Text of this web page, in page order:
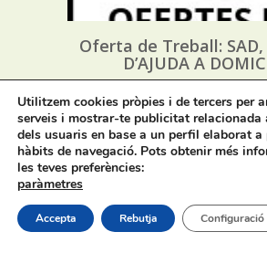
Oferta de Treball: SAD,
D’AJUDA A
31/07/2026
Utilitzem cookies pròpies i de tercers per
serveis i mostrar-te publicitat relacionada
dels usuaris en base a un perfil elaborat
hàbits de navegació. Pots obtenir més
les teves preferències:
paràmetres
Accepta Rebutja Configuració